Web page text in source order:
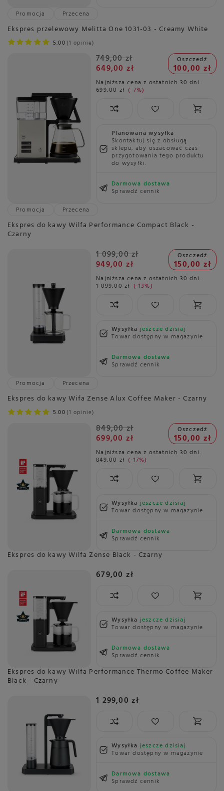
Promocja
Przecena
Ekspres przelewowy Melitta One 1031-03 - Creamy White
5.00 1 opinie
749,00 zł
649,00 zł
Oszczedź
100,00 zł
Najniższa cena z ostatnich 30 dni:
699,00 zł -7%
Planowana wysyłka
Skontaktuj się z obsługą
sklepu, aby oszacować czas
przygotowania tego produktu
do wysyłki.
Darmowa dostawa
Sprawdź cennik
Promocja
Przecena
Ekspres do kawy Wilfa Performance Compact Black -
Czarny
1 099,00 zł
949,00 zł
Oszczedź
150,00 zł
Najniższa cena z ostatnich 30 dni:
1 099,00 zł -13%
Wysyłkajeszcze dzisiaj
Towar dostępny w magazynie
Darmowa dostawa
Sprawdź cennik
Promocja
Przecena
Ekspres do kawy Wifa Zense Alux Coffee Maker - Czarny
5.00 1 opinie
849,00 zł
699,00 zł
Oszczedź
150,00 zł
Najniższa cena z ostatnich 30 dni:
849,00 zł -17%
Wysyłkajeszcze dzisiaj
Towar dostępny w magazynie
Darmowa dostawa
Sprawdź cennik
Ekspres do kawy Wilfa Zense Black - Czarny
679,00 zł
Wysyłkajeszcze dzisiaj
Towar dostępny w magazynie
Darmowa dostawa
Sprawdź cennik
Ekspres do kawy Wilfa Performance Thermo Coffee Maker
Black - Czarny
1 299,00 zł
Wysyłkajeszcze dzisiaj
Towar dostępny w magazynie
Darmowa dostawa
Sprawdź cennik